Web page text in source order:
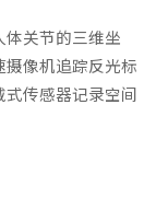
关节的三维坐
像机追踪反光标
传感器记录空间